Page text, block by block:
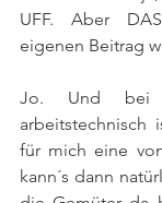
UFF. Aber
eigenen Beitrag
Jo. Und bei
arbeitstechnisch
für mich eine
kann´s dann